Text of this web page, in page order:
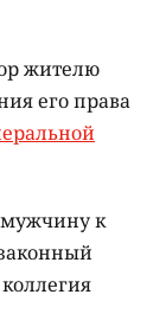
жителю
его права
к